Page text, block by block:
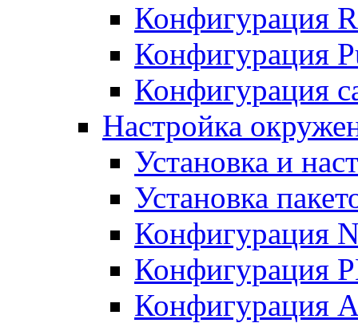
Конфигурация
Конфигурация
Конфигурация
Настройка
Установка и
Установка
Конфигурация
Конфигурация
Конфигурация